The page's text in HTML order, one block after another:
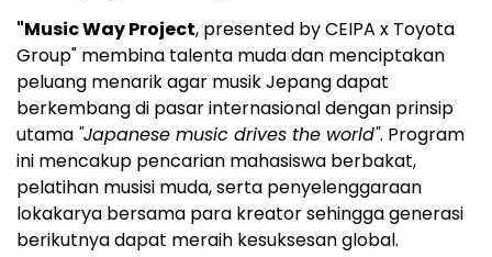
"Music Way Project, presented by CEIPA x Toyota
Group" membina talenta muda dan menciptakan
peluang menarik agar musik Jepang dapat
berkembang di pasar internasional dengan prinsip
utama "Japanese music drives the world". Program
ini mencakup pencarian mahasiswa berbakat,
pelatihan musisi muda, serta penyelenggaraan
lokakarya bersama para kreator sehingga generasi
berikutnya dapat meraih kesuksesan global.